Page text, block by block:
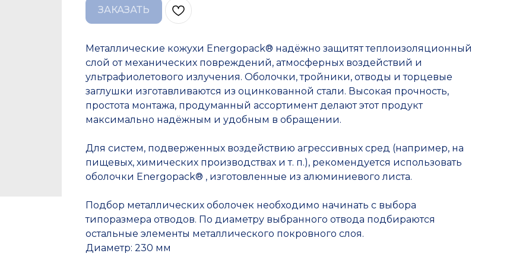
ЗАКАЗАТЬ
Металлические кожухи Energopack® надёжно защитят теплоизоляционный
слой от механических повреждений, атмосферных воздействий и
ультрафиолетового излучения. Оболочки, тройники, отводы и торцевые
заглушки изготавливаются из оцинкованной стали. Высокая прочность,
простота монтажа, продуманный ассортимент делают этот продукт
максимально надёжным и удобным в обращении.
Для систем, подверженных воздействию агрессивных сред (например, на
пищевых, химических производствах и т. п.), рекомендуется использовать
оболочки Energopack® , изготовленные из алюминиевого листа.
Подбор металлических оболочек необходимо начинать с выбора
типоразмера отводов. По диаметру выбранного отвода подбираются
остальные элементы металлического покровного слоя.
Диаметр: 230 мм